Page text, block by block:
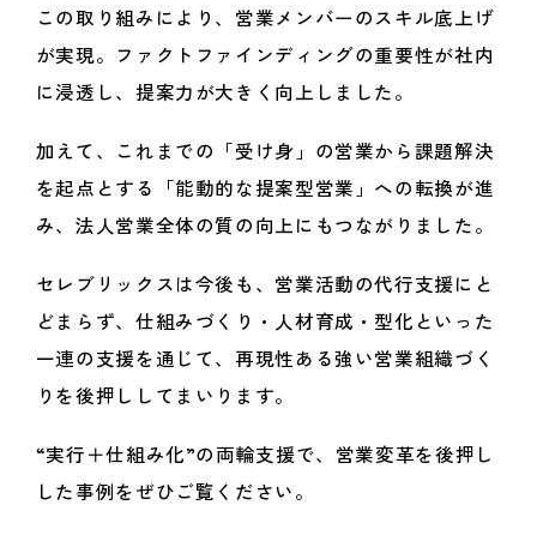
この取り組みにより、営業メンバーのスキル底上げ
が実現。ファクトファインディングの重要性が社内
に浸透し、提案力が大きく向上しました。
加えて、これまでの「受け身」の営業から課題解決
を起点とする「能動的な提案型営業」への転換が進
み、法人営業全体の質の向上にもつながりました。
セレブリックスは今後も、営業活動の代行支援にと
どまらず、仕組みづくり・人材育成・型化といった
一連の支援を通じて、再現性ある強い営業組織づく
りを後押ししてまいります。
“実行＋仕組み化”の両輪支援で、営業変革を後押し
した事例をぜひご覧ください。